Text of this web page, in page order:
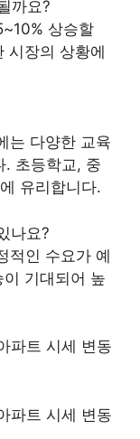
까요?
상승할
시장의 상황에
는 다양한 교육
. 초등학교, 중
유리합니다.
나요?
적인 수요가 예
기대되어 높
파트 시세 변동
파트 시세 변동